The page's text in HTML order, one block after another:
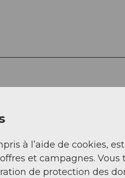
à l’aide de cookies,
et campagnes. Vous
de protection des